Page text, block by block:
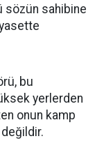
sözün sahibine
bu
yerlerden
onun kamp